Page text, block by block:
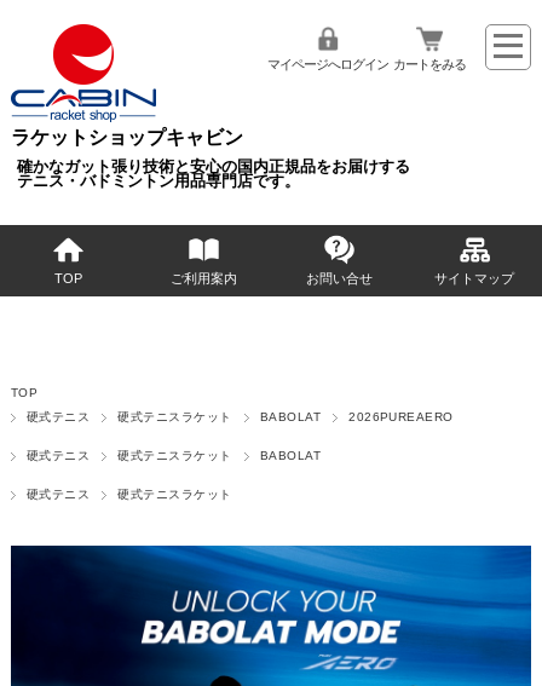
ラケットショップキャビン
確かなガット張り技術と安心の国内正規品をお届けする
テニス・バドミントン用品専門店です。
マイページへログイン カートをみる
TOP ご利用案内 お問い合せ サイトマップ
TOP
硬式テニス
硬式テニスラケット BABOLAT 2026PUREAERO
硬式テニス 硬式テニスラケット BABOLAT
硬式テニス 硬式テニスラケット